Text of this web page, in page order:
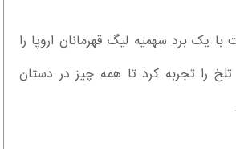
یک برد سهمیه لیگ قهرمانان اروپا را
را تجربه کرد تا همه چیز در دستان